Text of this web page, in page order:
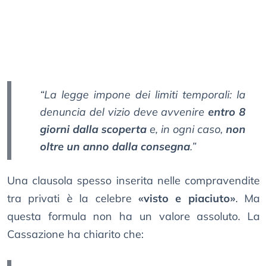
“La legge impone dei limiti temporali: la
denuncia del vizio deve avvenireentro 8
giorni dalla scoperta e, in ogni caso, non
oltre un anno dalla consegna.”
Una clausola spesso inserita nelle compravendite
tra privati è la celebre «visto e piaciuto». Ma
questa formula non ha un valore assoluto. La
Cassazione ha chiarito che: